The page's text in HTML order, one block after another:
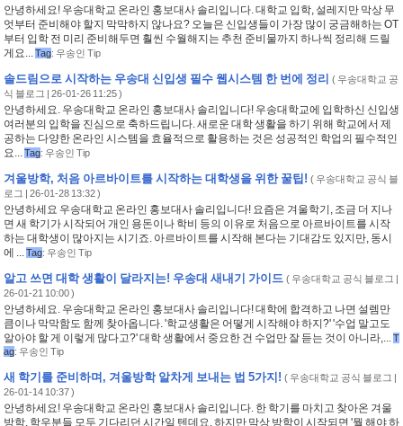
안녕하세요! 우송대학교 온라인 홍보대사 솔리입니다. 대학교 입학, 설레지만 막상 무
엇부터 준비해야 할지 막막하지 않나요? 오늘은 신입생들이 가장 많이 궁금해하는 OT
부터 입학 전 미리 준비해두면 훨씬 수월해지는 추천 준비물까지 하나씩 정리해 드릴
게요...Tag: 우송인 Tip
솔드림으로 시작하는 우송대 신입생 필수 웹시스템 한 번에 정리 ( 우송대학교 공
식 블로그 | 26-01-26 11:25 )
안녕하세요. 우송대학교 온라인 홍보대사 솔리입니다! 우송대학교에 입학하신 신입생
여러분의 입학을 진심으로 축하드립니다. 새로운 대학 생활을 하기 위해 학교에서 제
공하는 다양한 온라인 시스템을 효율적으로 활용하는 것은 성공적인 학업의 필수적인
요...Tag: 우송인 Tip
겨울방학, 처음 아르바이트를 시작하는 대학생을 위한 꿀팁! ( 우송대학교 공식 블
로그 | 26-01-28 13:32 )
안녕하세요 우송대학교 온라인 홍보대사 솔리입니다! 요즘은 겨울학기, 조금 더 지나
면 새 학기가 시작되어 개인 용돈이나 학비 등의 이유로 처음으로 아르바이트를 시작
하는 대학생이 많아지는 시기죠. 아르바이트를 시작해 본다는 기대감도 있지만, 동시
에 ...Tag: 우송인 Tip
알고 쓰면 대학 생활이 달라지는! 우송대 새내기 가이드 ( 우송대학교 공식 블로그 |
26-01-21 10:00 )
안녕하세요. 우송대학교 온라인 홍보대사 솔리입니다! 대학에 합격하고 나면 설렘만
큼이나 막막함도 함께 찾아옵니다. '학교생활은 어떻게 시작해야 하지?' '수업 말고도
알아야 할 게 이렇게 많다고?' 대학 생활에서 중요한 건 수업만 잘 듣는 것이 아니라,...T
ag: 우송인 Tip
새 학기를 준비하며, 겨울방학 알차게 보내는 법 5가지! ( 우송대학교 공식 블로그 |
26-01-14 10:37 )
안녕하세요! 우송대학교 온라인 홍보대사 솔리입니다. 한 학기를 마치고 찾아온 겨울
방학, 학우분들 모두 기다리던 시간일 텐데요. 하지만 막상 방학이 시작되면 '뭘 해야 하